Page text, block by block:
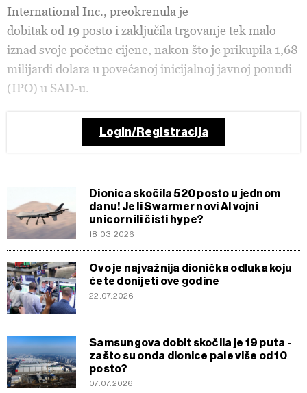
International Inc., preokrenula je
dobitak od 19 posto i zaključila trgovanje tek malo
iznad svoje početne cijene, nakon što je prikupila 1,68
milijardi dolara u povećanoj inicijalnoj javnoj ponudi
(IPO) u SAD-u.
Login/Registracija
Dionica skočila 520 posto u jednom
danu! Je li Swarmer novi AI vojni
unicorn ili čisti hype?
18.03.2026
Ovo je najvažnija dionička odluka koju
ćete donijeti ove godine
22.07.2026
Samsungova dobit skočila je 19 puta -
zašto su onda dionice pale više od 10
posto?
07.07.2026